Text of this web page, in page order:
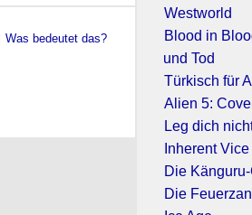
Was bedeutet das?
Westworld
Blood in
und Tod
Türkisch für
Alien 5:
Leg dich
Inherent
Die
Die